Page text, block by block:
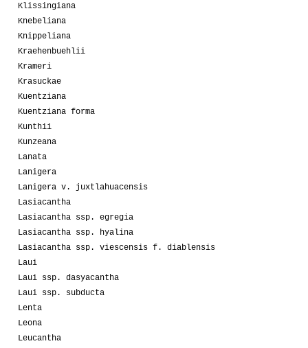
Klissingiana
Knebeliana
Knippeliana
Kraehenbuehlii
Krameri
Krasuckae
Kuentziana
Kuentziana forma
Kunthii
Kunzeana
Lanata
Lanigera
Lanigera v. juxtlahuacensis
Lasiacantha
Lasiacantha ssp. egregia
Lasiacantha ssp. hyalina
Lasiacantha ssp. viescensis f. diablensis
Laui
Laui ssp. dasyacantha
Laui ssp. subducta
Lenta
Leona
Leucantha